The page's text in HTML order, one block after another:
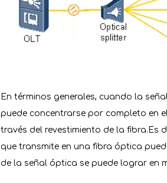
En términos generales, cuando la
puede concentrarse por completo en
través del revestimiento de la fibra.Es
que transmite en una fibra óptica
de la señal óptica se puede lograr en